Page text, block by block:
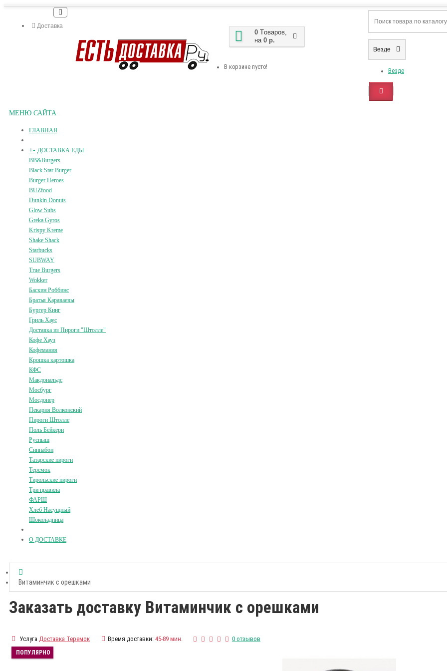
Доставка
0 Tоваров,
на 0 р.
В корзине пусто!
Везде
Везде
МЕНЮ САЙТА
ГЛАВНАЯ
+- ДОСТАВКА ЕДЫ
BB&Burgers
Black Star Burger
Burger Heroes
BUZfood
Dunkin Donuts
Glow Subs
Greka Gyros
Krispy Kreme
Shake Shack
Starbucks
SUBWAY
True Burgers
Wokker
Баскин Роббинс
Братья Караваевы
Бургер Кинг
Гриль Хаус
Доставка из Пироги "Штолле"
Кофе Хауз
Кофемания
Крошка картошка
КФС
Макдональдс
Мосбург
Мосдонер
Пекарня Волконский
Пироги Штолле
Поль Бейкери
Руспыш
Синнабон
Татарские пироги
Теремок
Тирольские пироги
Три правила
ФАРШ
Хлеб Насущный
Шоколадница
О ДОСТАВКЕ
Витаминчик с орешками
Заказать доставку Витаминчик с орешками
Услуга Доставка Теремок Время доставки: 45-89 мин. 0 отзывов
ПОПУЛЯРНО